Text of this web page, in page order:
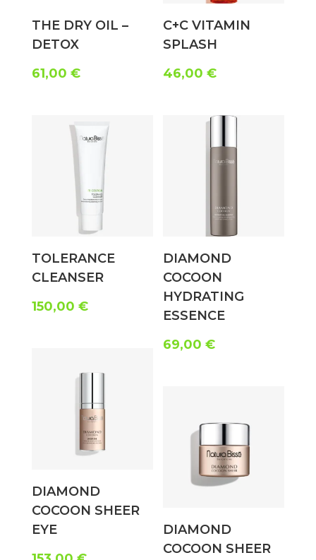
THE DRY OIL –
DETOX
61,00 €
C+C VITAMIN
SPLASH
46,00€
TOLERANCE
CLEANSER
150,00 €
DIAMOND
COCOON
HYDRATING
ESSENCE
69,00€
DIAMOND
COCOON SHEER
EYE
DIAMOND
COCOON SHEER